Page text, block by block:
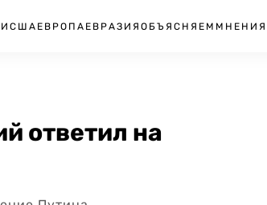
США ЕВРОПА ЕВРАЗИЯ ОБЪЯСНЯЕМ МНЕНИЯ
ответил на